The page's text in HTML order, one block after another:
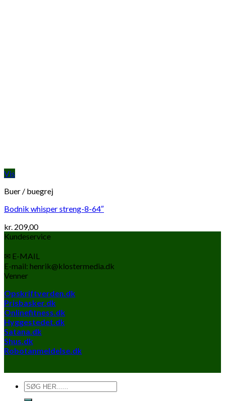
Vis
Buer / buegrej
Bodnik whisper streng-8-64″
kr. 209,00
Kundeservice
✉ E-MAIL
E-mail: henrik@klostermedia.dk
Venner
Opskriftverden.dk
Prisbasker.dk
Onlinefitness.dk
Hyggestedet.dk
Satana.dk
Shus.dk
Robotanmeldelse.dk
Søg
efter: